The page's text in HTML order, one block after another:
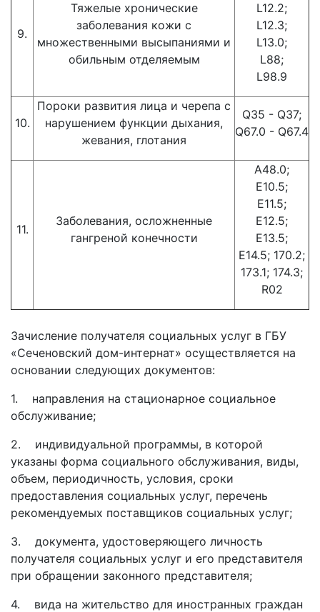
9.
Тяжелые хронические
заболевания кожи с
множественными высыпаниями и
обильным отделяемым
L12.2;
L12.3;
L13.0;
L88;
L98.9
10.
Пороки развития лица и черепа с
нарушением функции дыхания,
жевания, глотания
Q35 - Q37;
Q67.0 - Q67.4
11.
Заболевания, осложненные
гангреной конечности
А48.0;
Е10.5;
Е11.5;
Е12.5;
Е13.5;
Е14.5; 170.2;
173.1; 174.3;
R02
Зачисление получателя социальных услуг в ГБУ
«Сеченовский дом-интернат» осуществляется на
основании следующих документов:
1. направления на стационарное социальное
обслуживание;
2. индивидуальной программы, в которой
указаны форма социального обслуживания, виды,
объем, периодичность, условия, сроки
предоставления социальных услуг, перечень
рекомендуемых поставщиков социальных услуг;
3. документа, удостоверяющего личность
получателя социальных услуг и его представителя
при обращении законного представителя;
4. вида на жительство для иностранных граждан